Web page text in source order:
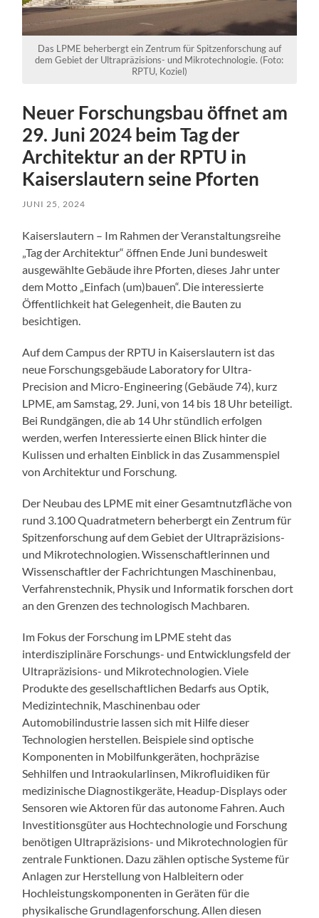
Das LPME beherbergt ein Zentrum für Spitzenforschung auf
dem Gebiet der Ultrapräzisions- und Mikrotechnologie. (Foto:
RPTU, Koziel)
Neuer Forschungsbau öffnet am
29. Juni 2024 beim Tag der
Architektur an der RPTU in
Kaiserslautern seine Pforten
JUNI 25, 2024
Kaiserslautern – Im Rahmen der Veranstaltungsreihe
„Tag der Architektur“ öffnen Ende Juni bundesweit
ausgewählte Gebäude ihre Pforten, dieses Jahr unter
dem Motto „Einfach (um)bauen“. Die interessierte
Öffentlichkeit hat Gelegenheit, die Bauten zu
besichtigen.
Auf dem Campus der RPTU in Kaiserslautern ist das
neue Forschungsgebäude Laboratory for Ultra-
Precision and Micro-Engineering (Gebäude 74), kurz
LPME, am Samstag, 29. Juni, von 14 bis 18 Uhr beteiligt.
Bei Rundgängen, die ab 14 Uhr stündlich erfolgen
werden, werfen Interessierte einen Blick hinter die
Kulissen und erhalten Einblick in das Zusammenspiel
von Architektur und Forschung.
Der Neubau des LPME mit einer Gesamtnutzfläche von
rund 3.100 Quadratmetern beherbergt ein Zentrum für
Spitzenforschung auf dem Gebiet der Ultrapräzisions-
und Mikrotechnologien. Wissenschaftlerinnen und
Wissenschaftler der Fachrichtungen Maschinenbau,
Verfahrenstechnik, Physik und Informatik forschen dort
an den Grenzen des technologisch Machbaren.
Im Fokus der Forschung im LPME steht das
interdisziplinäre Forschungs- und Entwicklungsfeld der
Ultrapräzisions- und Mikrotechnologien. Viele
Produkte des gesellschaftlichen Bedarfs aus Optik,
Medizintechnik, Maschinenbau oder
Automobilindustrie lassen sich mit Hilfe dieser
Technologien herstellen. Beispiele sind optische
Komponenten in Mobilfunkgeräten, hochpräzise
Sehhilfen und Intraokularlinsen, Mikrofluidiken für
medizinische Diagnostikgeräte, Headup-Displays oder
Sensoren wie Aktoren für das autonome Fahren. Auch
Investitionsgüter aus Hochtechnologie und Forschung
benötigen Ultrapräzisions- und Mikrotechnologien für
zentrale Funktionen. Dazu zählen optische Systeme für
Anlagen zur Herstellung von Halbleitern oder
Hochleistungskomponenten in Geräten für die
physikalische Grundlagenforschung. Allen diesen